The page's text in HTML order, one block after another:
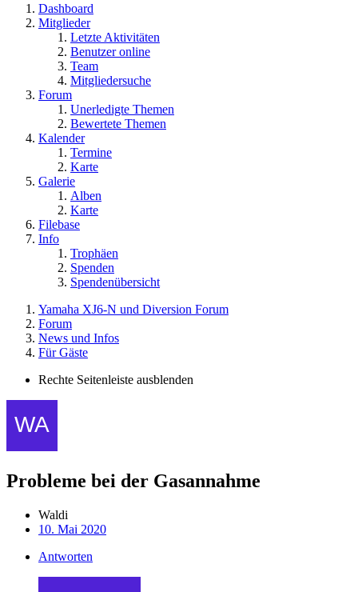
Dashboard
Mitglieder
Letzte Aktivitäten
Benutzer online
Team
Mitgliedersuche
Forum
Unerledigte Themen
Bewertete Themen
Kalender
Termine
Karte
Galerie
Alben
Karte
Filebase
Info
Trophäen
Spenden
Spendenübersicht
Yamaha XJ6-N und Diversion Forum
Forum
News und Infos
Für Gäste
Rechte Seitenleiste ausblenden
Probleme bei der Gasannahme
Waldi
10. Mai 2020
Antworten